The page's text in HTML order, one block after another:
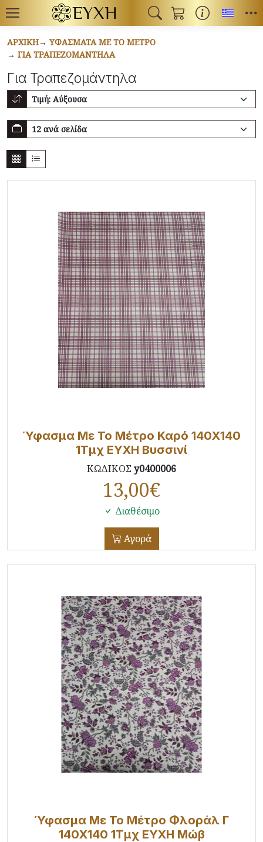
ΑΡΧΙΚΉ
ΥΦΆΣΜΑΤΑ ΜΕ ΤΟ ΜΈΤΡΟ
ΓΙΑ ΤΡΑΠΕΖΟΜΆΝΤΗΛΑ
Για Τραπεζομάντηλα
Ύφασμα Με Το Μέτρο Καρό 140X140
1Τμχ ΕΥΧΗ Βυσσινί
ΚΩΔΙΚΟΣ y0400006
13,00€
Διαθέσιμο
Αγορά
Ύφασμα Με Το Μέτρο Φλοράλ Γ
140X140 1Τμχ ΕΥΧΗ Μώβ